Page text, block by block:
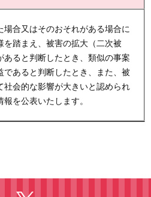
合又はそのおそれがある場合に
踏まえ、被害の拡大（二次被
ると判断したとき、類似の事案
あると判断したとき、また、被
社会的な影響が大きいと認められ
を公表いたします。